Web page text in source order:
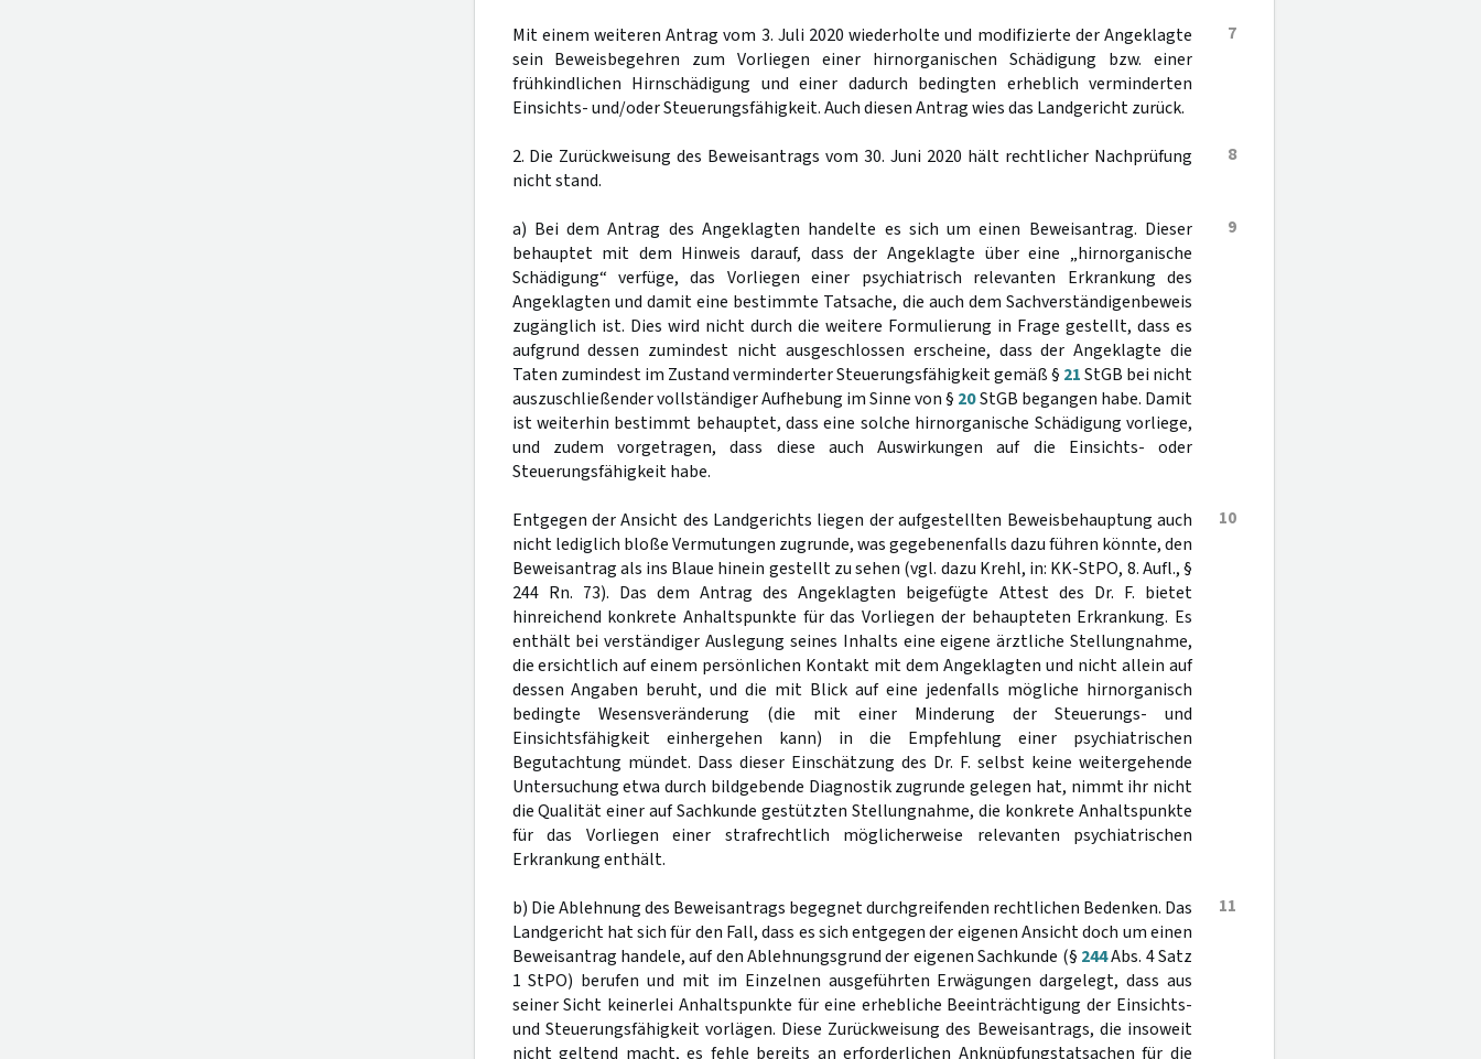
7
Mit einem weiteren Antrag vom 3. Juli 2020 wiederholte und modifizierte der Angeklagte
sein Beweisbegehren zum Vorliegen einer hirnorganischen Schädigung bzw. einer
frühkindlichen Hirnschädigung und einer dadurch bedingten erheblich verminderten
Einsichts- und/oder Steuerungsfähigkeit. Auch diesen Antrag wies das Landgericht zurück.
8
2. Die Zurückweisung des Beweisantrags vom 30. Juni 2020 hält rechtlicher Nachprüfung
nicht stand.
9
a) Bei dem Antrag des Angeklagten handelte es sich um einen Beweisantrag. Dieser
behauptet mit dem Hinweis darauf, dass der Angeklagte über eine „hirnorganische
Schädigung“ verfüge, das Vorliegen einer psychiatrisch relevanten Erkrankung des
Angeklagten und damit eine bestimmte Tatsache, die auch dem Sachverständigenbeweis
zugänglich ist. Dies wird nicht durch die weitere Formulierung in Frage gestellt, dass es
aufgrund dessen zumindest nicht ausgeschlossen erscheine, dass der Angeklagte die
Taten zumindest im Zustand verminderter Steuerungsfähigkeit gemäß § 21StGB bei nicht
auszuschließender vollständiger Aufhebung im Sinne von § 20StGB begangen habe. Damit
ist weiterhin bestimmt behauptet, dass eine solche hirnorganische Schädigung vorliege,
und zudem vorgetragen, dass diese auch Auswirkungen auf die Einsichts- oder
Steuerungsfähigkeit habe.
10
Entgegen der Ansicht des Landgerichts liegen der aufgestellten Beweisbehauptung auch
nicht lediglich bloße Vermutungen zugrunde, was gegebenenfalls dazu führen könnte, den
Beweisantrag als ins Blaue hinein gestellt zu sehen (vgl. dazu Krehl, in: KK-StPO, 8. Aufl., §
244 Rn. 73). Das dem Antrag des Angeklagten beigefügte Attest des Dr. F. bietet
hinreichend konkrete Anhaltspunkte für das Vorliegen der behaupteten Erkrankung. Es
enthält bei verständiger Auslegung seines Inhalts eine eigene ärztliche Stellungnahme,
die ersichtlich auf einem persönlichen Kontakt mit dem Angeklagten und nicht allein auf
dessen Angaben beruht, und die mit Blick auf eine jedenfalls mögliche hirnorganisch
bedingte Wesensveränderung (die mit einer Minderung der Steuerungs- und
Einsichtsfähigkeit einhergehen kann) in die Empfehlung einer psychiatrischen
Begutachtung mündet. Dass dieser Einschätzung des Dr. F. selbst keine weitergehende
Untersuchung etwa durch bildgebende Diagnostik zugrunde gelegen hat, nimmt ihr nicht
die Qualität einer auf Sachkunde gestützten Stellungnahme, die konkrete Anhaltspunkte
für das Vorliegen einer strafrechtlich möglicherweise relevanten psychiatrischen
Erkrankung enthält.
11
b) Die Ablehnung des Beweisantrags begegnet durchgreifenden rechtlichen Bedenken. Das
Landgericht hat sich für den Fall, dass es sich entgegen der eigenen Ansicht doch um einen
Beweisantrag handele, auf den Ablehnungsgrund der eigenen Sachkunde (§ 244Abs. 4 Satz
1 StPO) berufen und mit im Einzelnen ausgeführten Erwägungen dargelegt, dass aus
seiner Sicht keinerlei Anhaltspunkte für eine erhebliche Beeinträchtigung der Einsichts-
und Steuerungsfähigkeit vorlägen. Diese Zurückweisung des Beweisantrags, die insoweit
nicht geltend macht, es fehle bereits an erforderlichen Anknüpfungstatsachen für die